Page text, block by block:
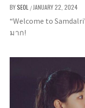
BYSEOL / JANUARY 22, 2024
“Welcome to
มาก!